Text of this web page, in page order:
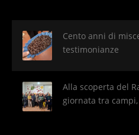
Cento anni di
testimonianze
Alla scoperta del
giornata tra